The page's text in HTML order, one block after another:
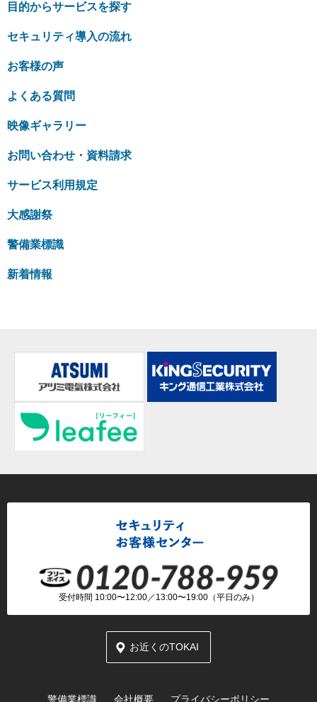
目的からサービスを探す
セキュリティ導入の流れ
お客様の声
よくある質問
映像ギャラリー
お問い合わせ・資料請求
サービス利用規定
大感謝祭
警備業標識
新着情報
受付時間 10:00〜12:00／13:00〜19:00（平日のみ）
お近くのTOKAI
警備業標識 会社概要 プライバシーポリシー